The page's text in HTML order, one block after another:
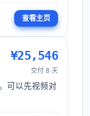
查看主页
¥25,546
交付 8 天
可以先视频对